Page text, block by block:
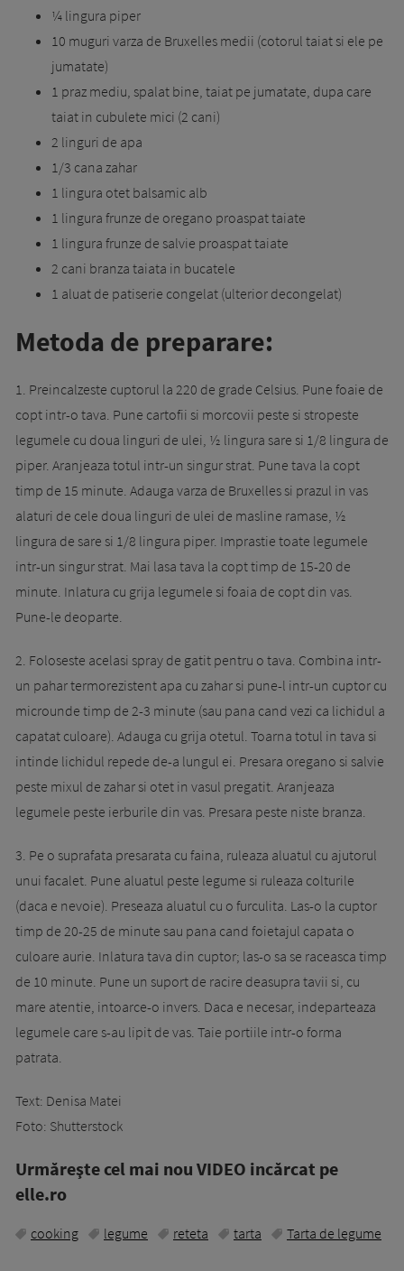
¼ lingura piper
10 muguri varza de Bruxelles medii (cotorul taiat si ele pe
jumatate)
1 praz mediu, spalat bine, taiat pe jumatate, dupa care
taiat in cubulete mici (2 cani)
2 linguri de apa
1/3 cana zahar
1 lingura otet balsamic alb
1 lingura frunze de oregano proaspat taiate
1 lingura frunze de salvie proaspat taiate
2 cani branza taiata in bucatele
1 aluat de patiserie congelat (ulterior decongelat)
Metoda de preparare:
1. Preincalzeste cuptorul la 220 de grade Celsius. Pune foaie de
copt intr-o tava. Pune cartofii si morcovii peste si stropeste
legumele cu doua linguri de ulei, ½ lingura sare si 1/8 lingura de
piper. Aranjeaza totul intr-un singur strat. Pune tava la copt
timp de 15 minute. Adauga varza de Bruxelles si prazul in vas
alaturi de cele doua linguri de ulei de masline ramase, ½
lingura de sare si 1/8 lingura piper. Imprastie toate legumele
intr-un singur strat. Mai lasa tava la copt timp de 15-20 de
minute. Inlatura cu grija legumele si foaia de copt din vas.
Pune-le deoparte.
2. Foloseste acelasi spray de gatit pentru o tava. Combina intr-
un pahar termorezistent apa cu zahar si pune-l intr-un cuptor cu
microunde timp de 2-3 minute (sau pana cand vezi ca lichidul a
capatat culoare). Adauga cu grija otetul. Toarna totul in tava si
intinde lichidul repede de-a lungul ei. Presara oregano si salvie
peste mixul de zahar si otet in vasul pregatit. Aranjeaza
legumele peste ierburile din vas. Presara peste niste branza.
3. Pe o suprafata presarata cu faina, ruleaza aluatul cu ajutorul
unui facalet. Pune aluatul peste legume si ruleaza colturile
(daca e nevoie). Preseaza aluatul cu o furculita. Las-o la cuptor
timp de 20-25 de minute sau pana cand foietajul capata o
culoare aurie. Inlatura tava din cuptor; las-o sa se raceasca timp
de 10 minute. Pune un suport de racire deasupra tavii si, cu
mare atentie, intoarce-o invers. Daca e necesar, indeparteaza
legumele care s-au lipit de vas. Taie portiile intr-o forma
patrata.
Text: Denisa Matei
Foto: Shutterstock
Urmăreşte cel mai nou VIDEO incărcat pe
elle.ro
cooking legume reteta tarta Tarta de legume